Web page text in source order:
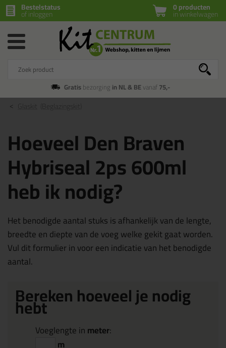
0 producten
in winkelwagen
Bestelstatus
of inloggen
Gratisbezorging in NL & BEvanaf75,-
Hoeveel Den Braven
Hybriseal 2ps 600ml
heb ik nodig?
Het benodigde aantal stuks is afhankelijk van de lengte,
breedte en diepte van de voeg welke gekit gaat worden.
Vul dit formulier in voor een indicatie van het benodigde
aantal.
Bereken hoeveel je nodig
hebt
Voeglengte inmeter:
m